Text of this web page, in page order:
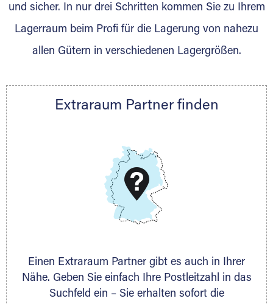
Gewinnung von Neukunden
Nachricht.
Telefon:+49 6145 5442 - 404
DMG Aktiengesellschaft
www.dmg-ag.com
und sicher. In nur drei Schritten kommen Sie zu Ihrem
Lagerraum beim Profi für die Lagerung von nahezu
allen Gütern in verschiedenen Lagergrößen.
Extraraum Partner finden
Einen Extraraum Partner gibt es auch in Ihrer
Nähe. Geben Sie einfach Ihre Postleitzahl in das
Suchfeld ein – Sie erhalten sofort die